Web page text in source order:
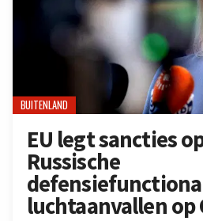
BUITENLAND
EU legt sancties
Russische
luchtaanvallen op